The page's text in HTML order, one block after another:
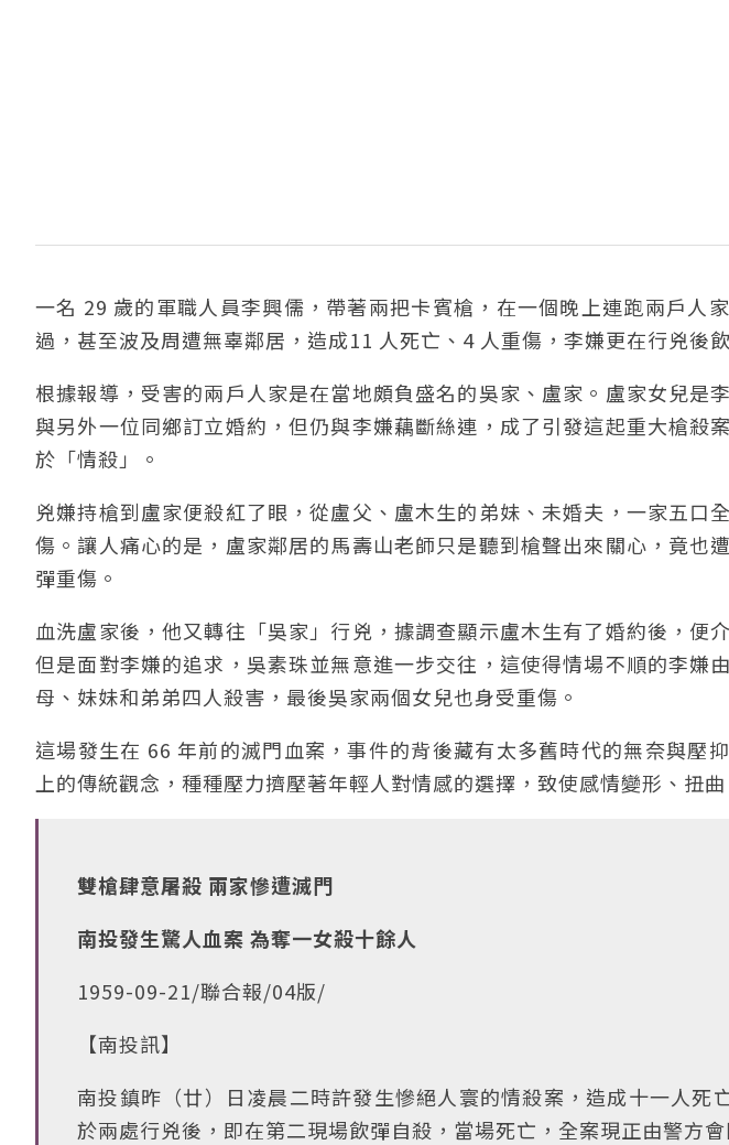
一名 29 歲的軍職人員李興儒，帶著兩把卡賓槍，在一個晚上連跑兩戶人
過，甚至波及周遭無辜鄰居，造成11 人死亡、4 人重傷，李嫌更在行兇後
根據報導，受害的兩戶人家是在當地頗負盛名的吳家、盧家。盧家女兒是
與另外一位同鄉訂立婚約，但仍與李嫌藕斷絲連，成了引發這起重大槍殺
於「情殺」。
兇嫌持槍到盧家便殺紅了眼，從盧父、盧木生的弟妹、未婚夫，一家五口
傷。讓人痛心的是，盧家鄰居的馬壽山老師只是聽到槍聲出來關心，竟也
彈重傷。
血洗盧家後，他又轉往「吳家」行兇，據調查顯示盧木生有了婚約後，便
但是面對李嫌的追求，吳素珠並無意進一步交往，這使得情場不順的李嫌
母、妹妹和弟弟四人殺害，最後吳家兩個女兒也身受重傷。
這場發生在 66 年前的滅門血案，事件的背後藏有太多舊時代的無奈與壓
上的傳統觀念，種種壓力擠壓著年輕人對情感的選擇，致使感情變形、扭
雙槍肆意屠殺 兩家慘遭滅門
南投發生驚人血案 為奪一女殺十餘人
1959-09-21/聯合報/04版/
【南投訊】
南投鎮昨（廿）日凌晨二時許發生慘絕人寰的情殺案，造成十一人死
於兩處行兇後，即在第二現場飲彈自殺，當場死亡，全案現正由警方